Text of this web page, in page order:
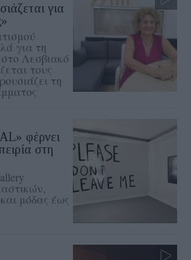
για
για τη
Λεσβιακό
τους
τη
φέρνει
στη
μόδας έως